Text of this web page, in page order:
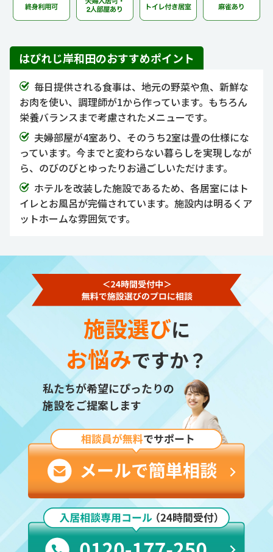
はぴれじ岸和田のおすすめポイント
毎日提供される食事は、地元の野菜や魚、新鮮な
お肉を使い、調理師が1から作っています。もちろん
栄養バランスまで考慮されたメニューです。
夫婦部屋が4室あり、そのうち2室は畳の仕様にな
っています。今までと変わらない暮らしを実現しなが
ら、のびのびとゆったりお過ごしいただけます。
ホテルを改装した施設であるため、各居室にはト
イレとお風呂が完備されています。施設内は明るくア
ットホームな雰囲気です。
施設選びに
お悩みですか？
私たちが希望にぴったりの
施設をご提案します